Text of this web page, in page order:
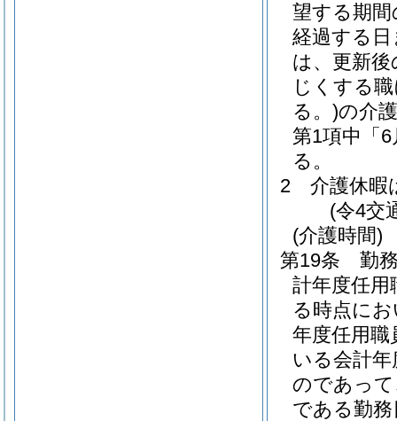
望する期
経過する
は、更新
じくする
る。)の介
第1項中「
る。
2
介護休暇
(令4交
(介護時間)
第19条
勤
計年度任用
る時点に
年度任用
いる会計
のであっ
である勤